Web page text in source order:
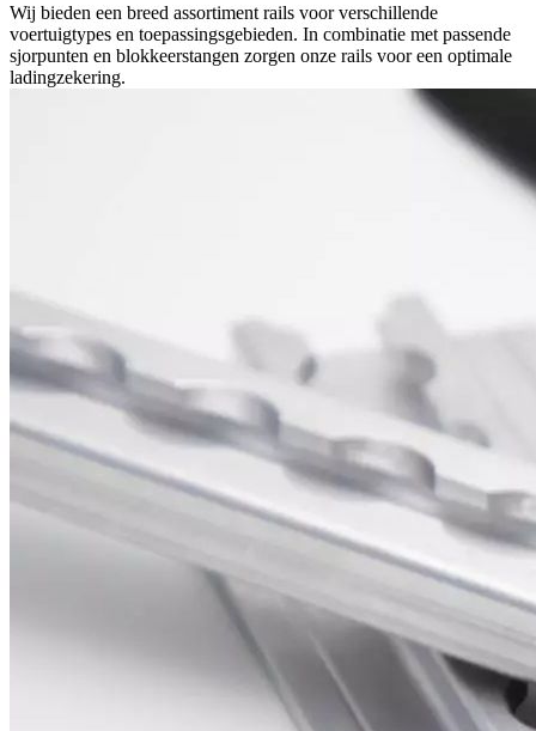
Wij bieden een breed assortiment rails voor verschillende
voertuigtypes en toepassingsgebieden. In combinatie met passende
sjorpunten en blokkeerstangen zorgen onze rails voor een optimale
ladingzekering.